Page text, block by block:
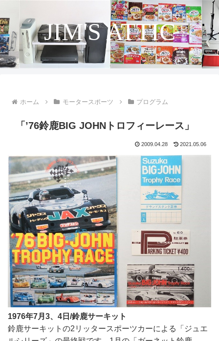
JIM'S ATTIC
ホーム モータースポーツ プログラム
「’76鈴鹿BIG JOHNトロフィーレース」
2009.04.28 2021.05.06
1976年7月3、4日/鈴鹿サーキット
鈴鹿サーキットの2リッタースポーツカーによる「ジュエ